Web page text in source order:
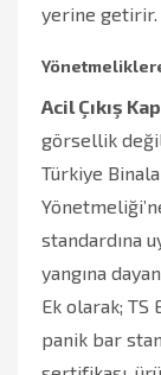
yerine getirir.
Acil Çıkış
görsellik
Türkiye
standardına
yangına
Ek olarak; TS
panik bar